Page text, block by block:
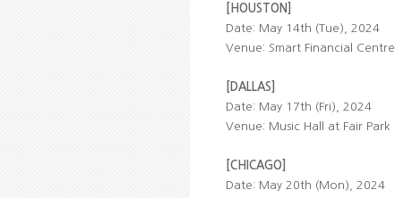
[HOUSTON]
Date: May 14th (Tue), 2024
Venue: Smart Financial Centre
[DALLAS]
Date: May 17th (Fri), 2024
Venue: Music Hall at Fair Park
[CHICAGO]
Date: May 20th (Mon), 2024